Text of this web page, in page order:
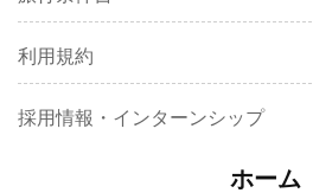
利用規約
採用情報・インターンシップ
ホーム